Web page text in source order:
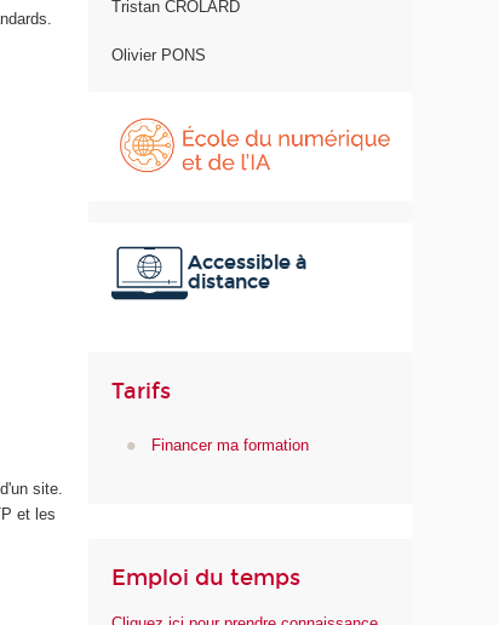
site.
et les
Tristan CROLARD
Olivier PONS
Accessible à
distance
Tarifs
Financer ma formation
Emploi du temps